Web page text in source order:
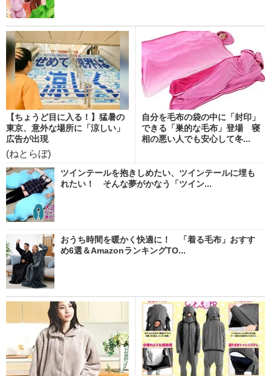
【ちょうど目に入る！】猛暑の
東京、意外な場所に「涼しい」
広告が出現
(ねとらぼ)
自分を毛布の袋の中に「封印」
できる「巣的な毛布」登場 寝
相の悪い人でも安心して冬...
ツインテールを抱きしめたい、ツインテールに埋も
れたい！ そんな夢がかなう「ツイン...
おうち時間を暖かく快適に！ 「着る毛布」おすす
め6選＆AmazonランキングTO...